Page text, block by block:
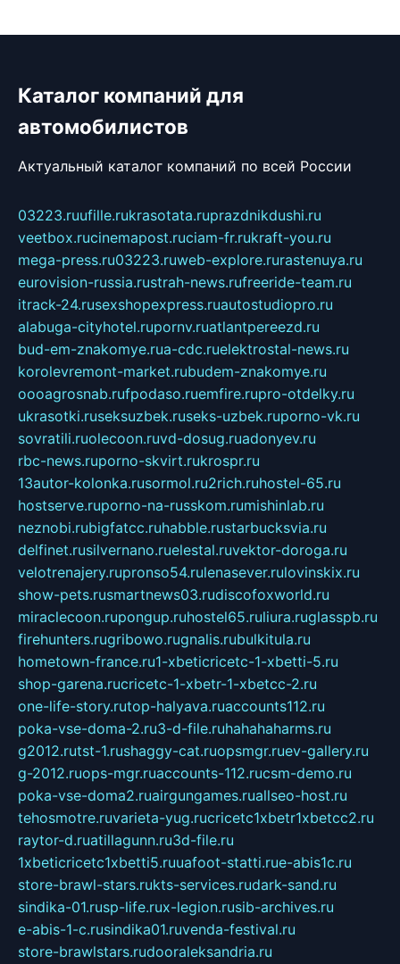
Каталог компаний для
автомобилистов
Актуальный каталог компаний по всей России
03223.ruufille.rukrasotata.ruprazdnikdushi.ru
veetbox.rucinemapost.ruciam-fr.rukraft-you.ru
mega-press.ru03223.ruweb-explore.rurastenuya.ru
eurovision-russia.rustrah-news.rufreeride-team.ru
itrack-24.rusexshopexpress.ruautostudiopro.ru
alabuga-cityhotel.rupornv.ruatlantpereezd.ru
bud-em-znakomye.rua-cdc.ruelektrostal-news.ru
korolevremont-market.rubudem-znakomye.ru
oooagrosnab.rufpodaso.ruemfire.rupro-otdelky.ru
ukrasotki.ruseksuzbek.ruseks-uzbek.ruporno-vk.ru
sovratili.ruolecoon.ruvd-dosug.ruadonyev.ru
rbc-news.ruporno-skvirt.rukrospr.ru
13autor-kolonka.rusormol.ru2rich.ruhostel-65.ru
hostserve.ruporno-na-russkom.rumishinlab.ru
neznobi.rubigfatcc.ruhabble.rustarbucksvia.ru
delfinet.rusilvernano.ruelestal.ruvektor-doroga.ru
velotrenajery.rupronso54.rulenasever.rulovinskix.ru
show-pets.rusmartnews03.rudiscofoxworld.ru
miraclecoon.rupongup.ruhostel65.ruliura.ruglasspb.ru
firehunters.rugribowo.rugnalis.rubulkitula.ru
hometown-france.ru1-xbeticricetc-1-xbetti-5.ru
shop-garena.rucricetc-1-xbetr-1-xbetcc-2.ru
one-life-story.rutop-halyava.ruaccounts112.ru
poka-vse-doma-2.ru3-d-file.ruhahahaharms.ru
g2012.rutst-1.rushaggy-cat.ruopsmgr.ruev-gallery.ru
g-2012.ruops-mgr.ruaccounts-112.rucsm-demo.ru
poka-vse-doma2.ruairgungames.ruallseo-host.ru
tehosmotre.ruvarieta-yug.rucricetc1xbetr1xbetcc2.ru
raytor-d.ruatillagunn.ru3d-file.ru
1xbeticricetc1xbetti5.ruuafoot-statti.rue-abis1c.ru
store-brawl-stars.rukts-services.rudark-sand.ru
sindika-01.rusp-life.rux-legion.rusib-archives.ru
e-abis-1-c.rusindika01.ruvenda-festival.ru
store-brawlstars.rudooraleksandria.ru